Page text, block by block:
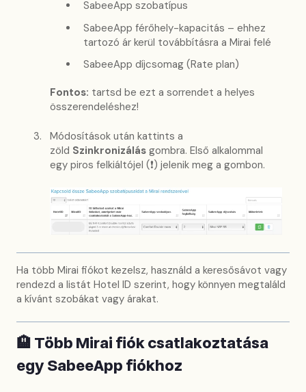
SabeeApp szobatípus
SabeeApp férőhely-kapacitás – ehhez
tartozó ár kerül továbbításra a Mirai felé
SabeeApp díjcsomag (Rate plan)
Fontos: tartsd be ezt a sorrendet a helyes
összerendeléshez!
Módosítások után kattints a
zöld Szinkronizálás gombra. Első alkalommal
egy piros felkiáltójel (❗) jelenik meg a gombon.
Ha több Mirai fiókot kezelsz, használd a keresősávot vagy
rendezd a listát Hotel ID szerint, hogy könnyen megtaláld
a kívánt szobákat vagy árakat.
🏨 Több Mirai fiók csatlakoztatása
egy SabeeApp fiókhoz